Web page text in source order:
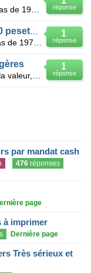
réponse
1
réponse
1
réponse
par mandat cash
476 réponses
page
à imprimer
Dernière page
Très sérieux et